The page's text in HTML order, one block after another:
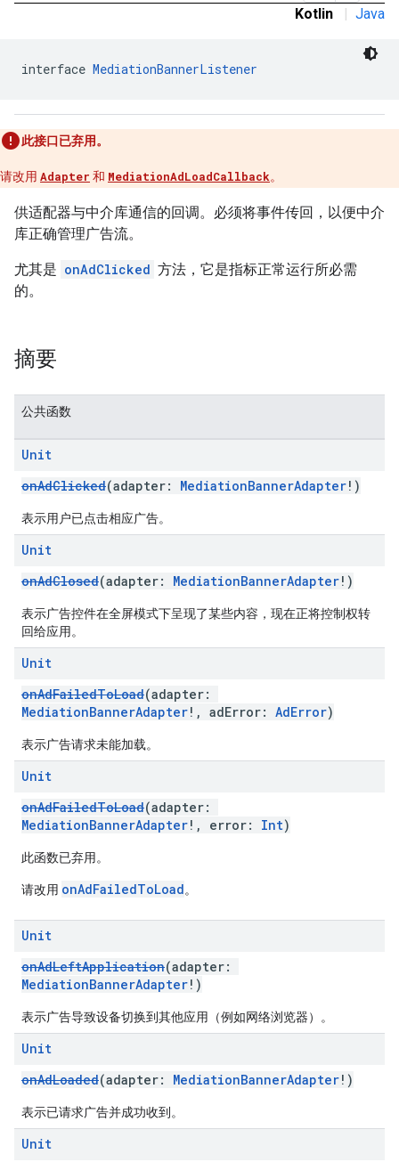
Kotlin | Java
interface MediationBannerListener
此接口已弃用。
请改用 Adapter 和 MediationAdLoadCallback。
供适配器与中介库通信的回调。必须将事件传回，以便中介
库正确管理广告流。
尤其是 onAdClicked 方法，它是指标正常运行所必需
的。
摘要
公共函数
Unit
onAdClicked(adapter: MediationBannerAdapter!)
表示用户已点击相应广告。
Unit
onAdClosed(adapter: MediationBannerAdapter!)
表示广告控件在全屏模式下呈现了某些内容，现在正将控制权转
回给应用。
Unit
onAdFailedToLoad(adapter:
MediationBannerAdapter!, adError: AdError)
表示广告请求未能加载。
Unit
onAdFailedToLoad(adapter:
MediationBannerAdapter!, error: Int)
此函数已弃用。
请改用 onAdFailedToLoad。
Unit
onAdLeftApplication(adapter:
MediationBannerAdapter!)
表示广告导致设备切换到其他应用（例如网络浏览器）。
Unit
onAdLoaded(adapter: MediationBannerAdapter!)
表示已请求广告并成功收到。
Unit